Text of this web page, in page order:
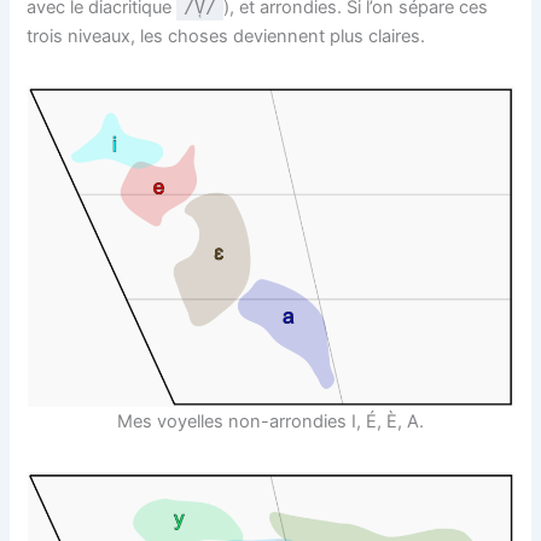
avec le diacritique /V̜/ ), et arrondies. Si l’on sépare ces
trois niveaux, les choses deviennent plus claires.
Mes voyelles non-arrondies I, É, È, A.